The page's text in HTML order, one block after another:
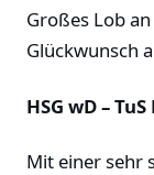
Großes Lob
Glückwunsch
HSG wD –
Mit einer sehr